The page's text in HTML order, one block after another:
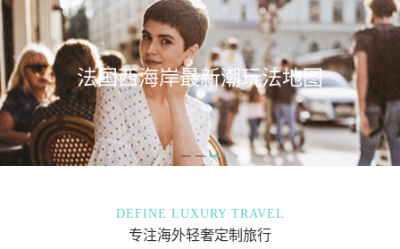
法国西海岸最新潮玩法地图
DEFINE LUXURY TRAVEL
专注海外轻奢定制旅行